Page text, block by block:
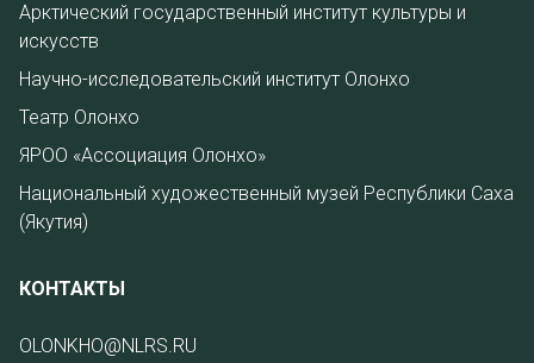
Арктический государственный институт культуры и
искусств
Научно-исследовательский институт Олонхо
Театр Олонхо
ЯРОО «Ассоциация Олонхо»
Национальный художественный музей Республики Саха
(Якутия)
КОНТАКТЫ
OLONKHO@NLRS.RU